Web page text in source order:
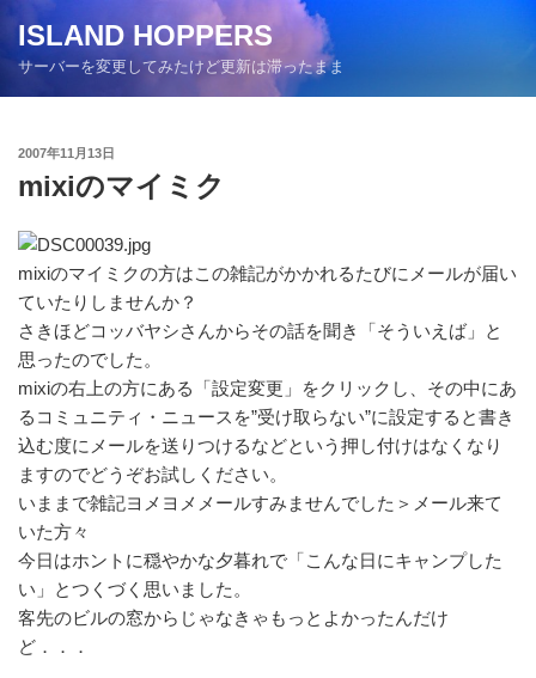
ン
ISLAND HOPPERS
サーバーを変更してみたけど更新は滞ったまま
投
日:
2007年11月13日
mixiのマイミク
mixiのマイミクの方はこの雑記がかかれるたびにメールが届い
ていたりしませんか？
さきほどコッバヤシさんからその話を聞き「そういえば」と
思ったのでした。
mixiの右上の方にある「設定変更」をクリックし、その中にあ
るコミュニティ・ニュースを”受け取らない”に設定すると書き
込む度にメールを送りつけるなどという押し付けはなくなり
ますのでどうぞお試しください。
いままで雑記ヨメヨメメールすみませんでした＞メール来て
いた方々
今日はホントに穏やかな夕暮れで「こんな日にキャンプした
い」とつくづく思いました。
客先のビルの窓からじゃなきゃもっとよかったんだけ
ど．．．